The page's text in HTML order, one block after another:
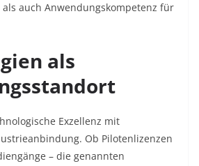
auch Anwendungskompetenz für
als
Exzellenz mit
Ob Pilotenlizenzen
– die genannten